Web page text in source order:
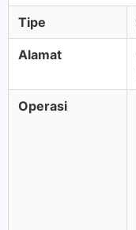
Tipe
Alamat
Operasi